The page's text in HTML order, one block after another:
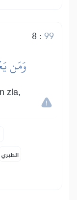
8 :99
وَمَن
zla,
الطبري